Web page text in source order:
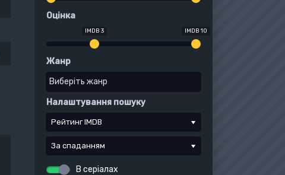
Оцінка
IMDB 3 IMDB 10
Жанр
Налаштування пошуку
Рейтинг IMDB
За спаданням
В серіалах